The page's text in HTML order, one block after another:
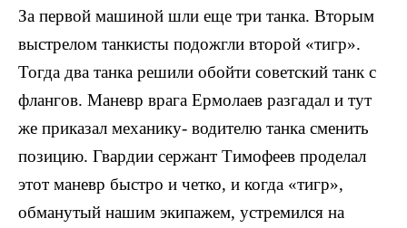
За первой машиной шли еще три танка. Вторым
выс­трелом танкисты подожгли второй «тигр».
Тогда два танка решили обойти советский танк с
флангов. Маневр врага Ермолаев разгадал и тут
же приказал механику- водителю танка сменить
позицию. Гвардии сержант Тимофеев проделал
этот маневр быстро и четко, и ког­да «тигр»,
обманутый нашим экипажем, устремился на